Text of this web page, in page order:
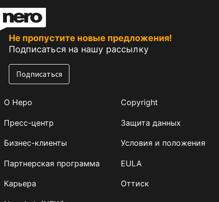
Не пропустите новые предложения!
Подписаться на нашу рассылку
Подписаться
О Неро
Пресс-центр
Бизнес-клиенты
Партнерская программа
Карьера
Copyright
Защита данных
Условия и положения
EULA
Оттиск